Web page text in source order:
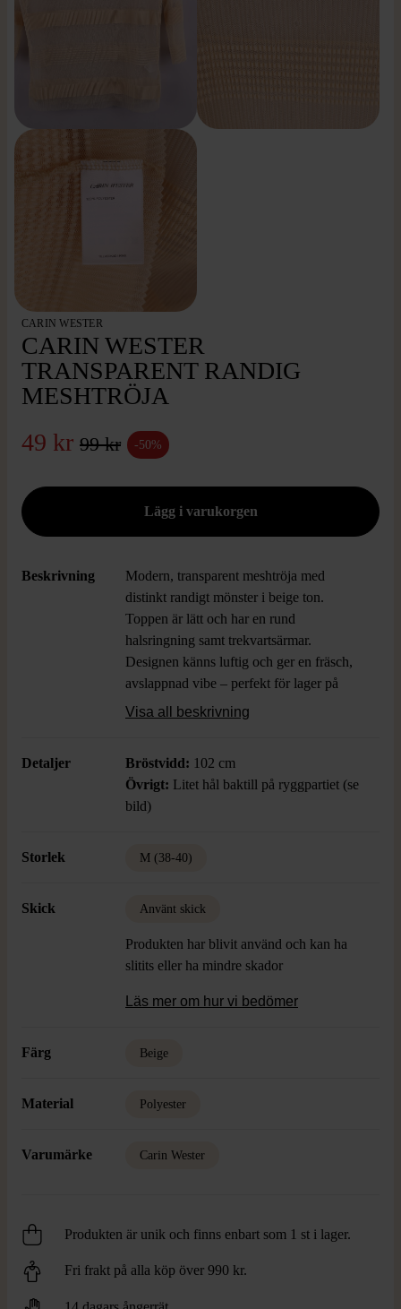
CARIN WESTER
CARIN WESTER
TRANSPARENT RANDIG
MESHTRÖJA
49 kr 99 kr -50%
Beskrivning
Modern, transparent meshtröja med
distinkt randigt mönster i beige ton.
Toppen är lätt och har en rund
halsringning samt trekvartsärmar.
Designen känns luftig och ger en fräsch,
avslappnad vibe – perfekt för lager på
lager eller som statement-plagg.
Visa all beskrivning
Detaljer Bröstvidd: 102 cm
Övrigt: Litet hål baktill på ryggpartiet (se
bild)
Storlek M (38-40)
Skick Använt skick
Produkten har blivit använd och kan ha
slitits eller ha mindre skador
Läs mer om hur vi bedömer
Färg Beige
Material Polyester
Varumärke Carin Wester
Produkten är unik och finns enbart som 1 st i lager.
Fri frakt på alla köp över 990 kr.